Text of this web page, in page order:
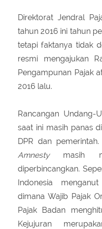
Direktorat Jendral
tahun 2016 ini tahun
tetapi faktanya tidak
resmi mengajukan
Pengampunan Pajak
2016 lalu.
Rancangan Undang-
saat ini masih panas
DPR dan
Amnestymasih
diperbincangkan.
Indonesia
dimana Wajib Pajak
Pajak Badan
Kejujuran